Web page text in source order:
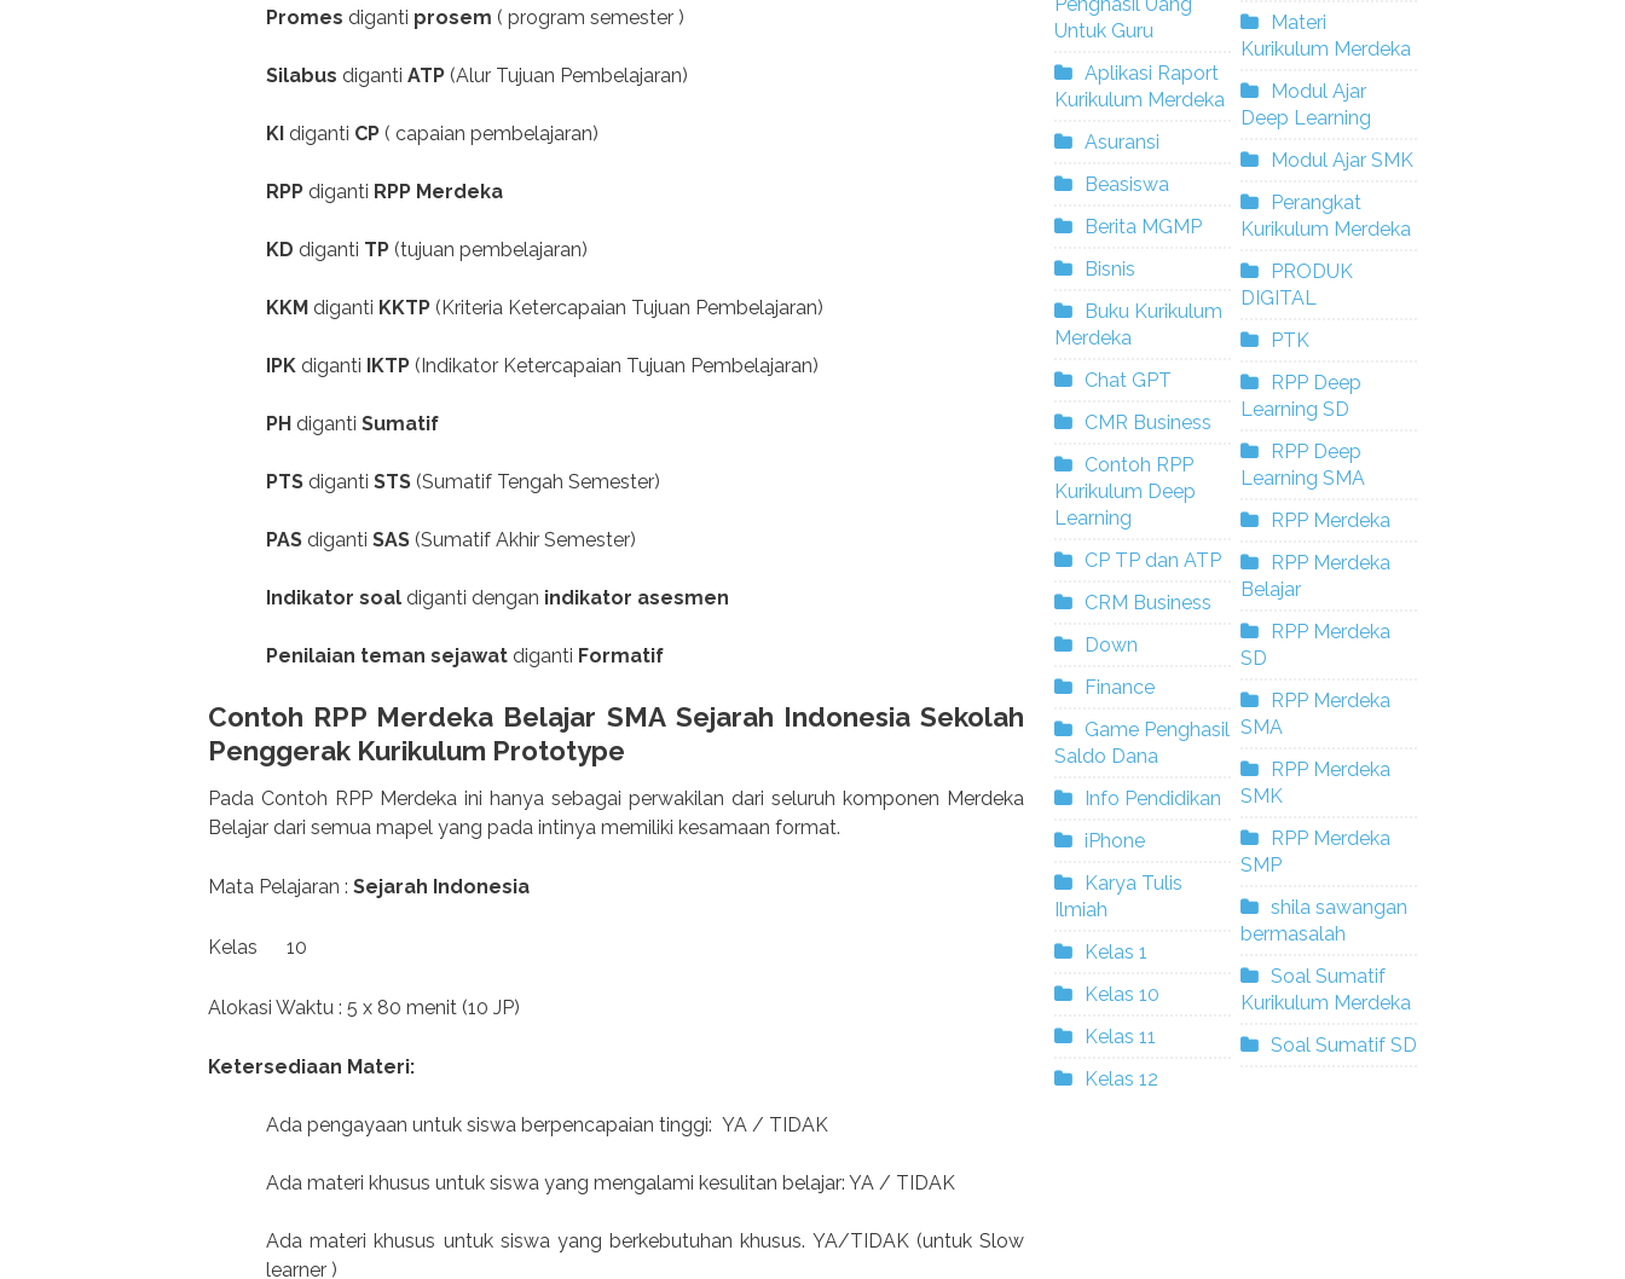
Promes diganti prosem ( program semester )
Silabus diganti ATP (Alur Tujuan Pembelajaran)
KI diganti CP ( capaian pembelajaran)
RPP diganti RPP Merdeka
KD diganti TP (tujuan pembelajaran)
KKM diganti KKTP (Kriteria Ketercapaian Tujuan Pembelajaran)
IPK diganti IKTP (Indikator Ketercapaian Tujuan Pembelajaran)
PH diganti Sumatif
PTS diganti STS (Sumatif Tengah Semester)
PAS diganti SAS (Sumatif Akhir Semester)
Indikator soal diganti dengan indikator asesmen
Penilaian teman sejawat diganti Formatif
Contoh RPP Merdeka Belajar SMA Sejarah Indonesia Sekolah
Penggerak Kurikulum Prototype
Pada Contoh RPP Merdeka ini hanya sebagai perwakilan dari seluruh komponen Merdeka
Belajar dari semua mapel yang pada intinya memiliki kesamaan format.
Mata Pelajaran : Sejarah Indonesia
Kelas 10
Alokasi Waktu : 5 x 80 menit (10 JP)
Ketersediaan Materi:
Ada pengayaan untuk siswa berpencapaian tinggi: YA / TIDAK
Ada materi khusus untuk siswa yang mengalami kesulitan belajar: YA / TIDAK
Ada materi khusus untuk siswa yang berkebutuhan khusus. YA/TIDAK (untuk Slow
learner )
Untuk Guru
Aplikasi Raport
Kurikulum Merdeka
Asuransi
Beasiswa
Berita MGMP
Bisnis
Buku Kurikulum
Merdeka
Chat GPT
CMR Business
Contoh RPP
Kurikulum Deep
Learning
CP TP dan ATP
CRM Business
Down
Finance
Game Penghasil
Saldo Dana
Info Pendidikan
iPhone
Karya Tulis
Ilmiah
Kelas 1
Kelas 10
Kelas 11
Kelas 12
Materi
Kurikulum Merdeka
Modul Ajar
Deep Learning
Modul Ajar SMK
Perangkat
Kurikulum Merdeka
PRODUK
DIGITAL
PTK
RPP Deep
Learning SD
RPP Deep
Learning SMA
RPP Merdeka
RPP Merdeka
Belajar
RPP Merdeka
SD
RPP Merdeka
SMA
RPP Merdeka
SMK
RPP Merdeka
SMP
shila sawangan
bermasalah
Soal Sumatif
Kurikulum Merdeka
Soal Sumatif SD